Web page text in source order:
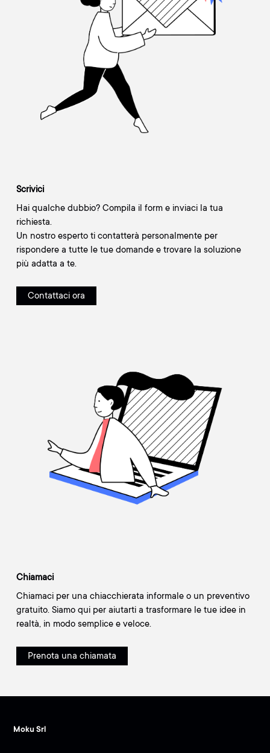
Scrivici
Hai qualche dubbio? Compila il form e inviaci la tua
richiesta.
Un nostro esperto ti contatterà personalmente per
rispondere a tutte le tue domande e trovare la soluzione
più adatta a te.
Contattaci ora
Chiamaci
Chiamaci per una chiacchierata informale o un preventivo
gratuito. Siamo qui per aiutarti a trasformare le tue idee in
realtà, in modo semplice e veloce.
Prenota una chiamata
Moku Srl